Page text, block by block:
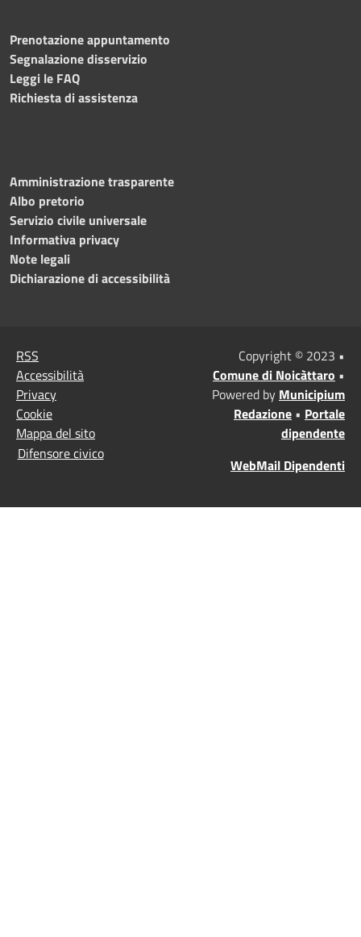
Prenotazione appuntamento
Segnalazione disservizio
Leggi le FAQ
Richiesta di assistenza
Amministrazione trasparente
Albo pretorio
Servizio civile universale
Informativa privacy
Note legali
Dichiarazione di accessibilità
RSS
Accessibilità
Privacy
Cookie
Mappa del sito
Difensore civico
Copyright © 2023 •
Comune di Noicàttaro •
Powered by Municipium
Redazione • Portale
dipendente
WebMail Dipendenti